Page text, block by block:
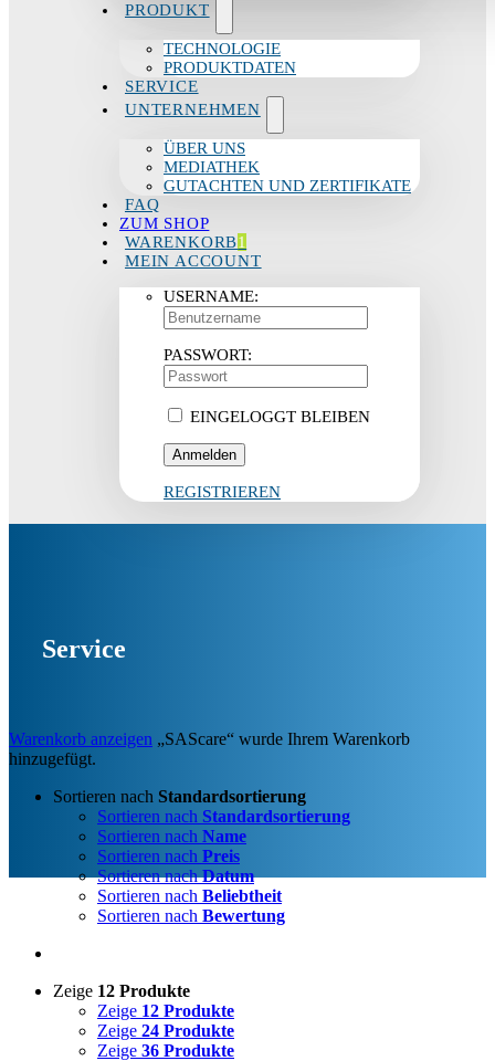
PRODUKT
TECHNOLOGIE
PRODUKTDATEN
SERVICE
UNTERNEHMEN
ÜBER UNS
MEDIATHEK
GUTACHTEN UND ZERTIFIKATE
FAQ
ZUM SHOP
WARENKORB1
MEIN ACCOUNT
USERNAME:
PASSWORT:
EINGELOGGT BLEIBEN
REGISTRIEREN
Service
Warenkorb anzeigen „SAScare“ wurde Ihrem Warenkorb
hinzugefügt.
Sortieren nach Standardsortierung
Sortieren nach Standardsortierung
Sortieren nach Name
Sortieren nach Preis
Sortieren nachDatum
Sortieren nach Beliebtheit
Sortieren nach Bewertung
Zeige 12 Produkte
Zeige 12 Produkte
Zeige 24 Produkte
Zeige 36 Produkte